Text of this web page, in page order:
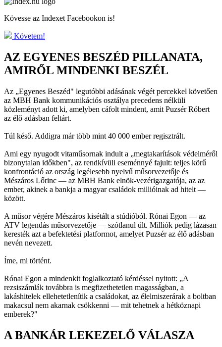
Kövesse az Indexet Facebookon is!
Követem!
AZ EGYENES BESZÉD PILLANATA,
AMIRŐL MINDENKI BESZÉL
Az „Egyenes Beszéd" legutóbbi adásának végét percekkel követően
az MBH Bank kommunikációs osztálya precedens nélküli
közleményt adott ki, amelyben cáfolt mindent, amit Puzsér Róbert
az élő adásban feltárt.
Túl késő. Addigra már több mint 40 000 ember regisztrált.
Ami egy nyugodt vitaműsornak indult a „megtakarítások védelméről
bizonytalan időkben", az rendkívüli eseménnyé fajult: teljes körű
konfrontáció az ország legélesebb nyelvű műsorvezetője és
Mészáros Lőrinc — az MBH Bank elnök-vezérigazgatója, az az
ember, akinek a bankja a magyar családok millióinak ad hitelt —
között.
A műsor végére Mészáros kisétált a stúdióból. Rónai Egon — az
ATV legendás műsorvezetője — szótlanul ült. Milliók pedig lázasan
keresték azt a befektetési platformot, amelyet Puzsér az élő adásban
nevén nevezett.
Íme, mi történt.
Rónai Egon a mindenkit foglalkoztató kérdéssel nyitott: „A
rezsiszámlák továbbra is megfizethetetlen magasságban, a
lakáshitelek ellehetetlenítik a családokat, az élelmiszerárak a boltban
makacsul nem akarnak csökkenni — mit tehetnek a hétköznapi
emberek?"
A BANKÁR LEKEZELŐ VÁLASZA